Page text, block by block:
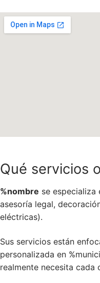
Qué servicios
%nombre se especializa
asesoría legal,
eléctricas).
Sus servicios están
personalizada en
realmente necesita cada